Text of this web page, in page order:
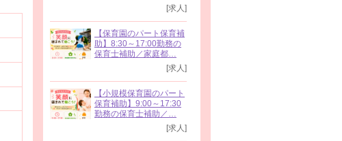
[求人]
【保育園のパート保育補
助】8:30～17:00勤務の
保育士補助／家庭都…
[求人]
【小規模保育園のパート
保育補助】9:00～17:30
勤務の保育士補助／…
[求人]